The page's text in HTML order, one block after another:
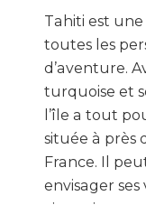
Tahiti est
toutes les
d’aventure.
turquoise et
l’île a tout
située à près
France. Il
envisager